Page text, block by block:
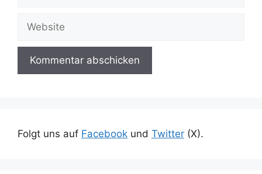
Website
Folgt uns auf Facebook und Twitter (X).